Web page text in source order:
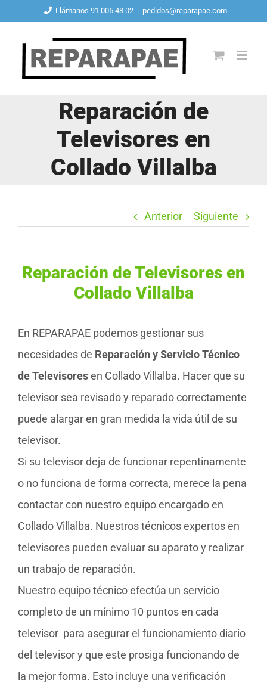
contenido
Llámanos 91 005 48 02 | pedidos@reparapae.com
Reparación de
Televisores en
Collado Villalba
Anterior Siguiente
Reparación de Televisores en
Collado Villalba
En REPARAPAE podemos gestionar sus
necesidades de Reparación y Servicio Técnico
de Televisoresen Collado Villalba. Hacer que su
televisor sea revisado y reparado correctamente
puede alargar en gran medida la vida útil de su
televisor.
Si su televisor deja de funcionar repentinamente
o no funciona de forma correcta, merece la pena
contactar con nuestro equipo encargado en
Collado Villalba. Nuestros técnicos expertos en
televisores pueden evaluar su aparato y realizar
un trabajo de reparación.
Nuestro equipo técnico efectúa un servicio
completo de un mínimo 10 puntos en cada
televisor para asegurar el funcionamiento diario
del televisor y que este prosiga funcionando de
la mejor forma. Esto incluye una verificación